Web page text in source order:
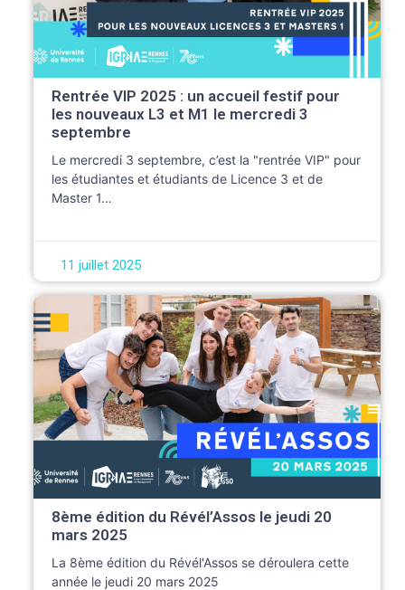
11 juillet 2025
Le mercredi 3 septembre, c’est la "rentrée VIP" pour
les étudiantes et étudiants de Licence 3 et de
Master 1…
Rentrée VIP 2025 : un accueil festif pour
les nouveaux L3 et M1 le mercredi 3
septembre
La 8ème édition du Révél'Assos se déroulera cette
année le jeudi 20 mars 2025
8ème édition du Révél’Assos le jeudi 20
mars 2025